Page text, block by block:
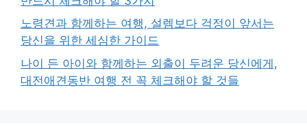
노령견과 함께하는 여행, 설렘보다 걱정이 앞서는
당신을 위한 세심한 가이드
나이 든 아이와 함께하는 외출이 두려운 당신에게,
대전애견동반 여행 전 꼭 체크해야 할 것들